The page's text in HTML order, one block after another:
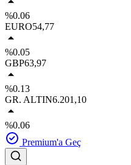
%0.06
EURO54,77
%0.05
GBP63,97
%0.13
GR. ALTIN6.201,10
%0.06
Premium'a Geç